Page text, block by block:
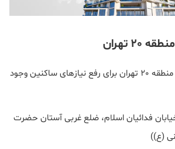
تهران
مراکز خرید متعددی در منطقه 20 تهران برای رفع نیازهای ساکنین وجود
فدائیان اسلام، ضلع غربی آستان حضرت
(ع))